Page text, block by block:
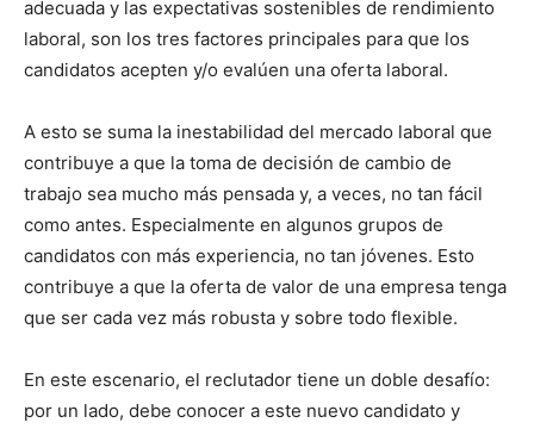
adecuada y las expectativas sostenibles de rendimiento
laboral, son los tres factores principales para que los
candidatos acepten y/o evalúen una oferta laboral.
A esto se suma la inestabilidad del mercado laboral que
contribuye a que la toma de decisión de cambio de
trabajo sea mucho más pensada y, a veces, no tan fácil
como antes. Especialmente en algunos grupos de
candidatos con más experiencia, no tan jóvenes. Esto
contribuye a que la oferta de valor de una empresa tenga
que ser cada vez más robusta y sobre todo flexible.
En este escenario, el reclutador tiene un doble desafío:
por un lado, debe conocer a este nuevo candidato y